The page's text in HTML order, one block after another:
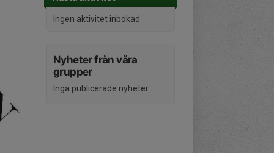
Ingen aktivitet inbokad
Nyheter från våra
grupper
Inga publicerade nyheter